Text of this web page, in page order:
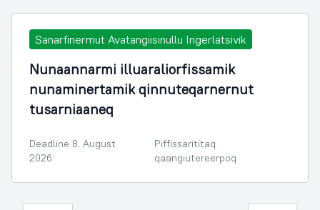
Sanarfinermut Avatangiisinullu Ingerlatsivik
Nunaannarmi illuaraliorfissamik
nunaminertamik qinnuteqarnernut
tusarniaaneq
Deadline 8. August
2026
Piffissarititaq
qaangiutereerpoq